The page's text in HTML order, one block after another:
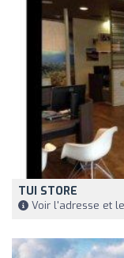
TUI STORE
Voir l'adresse et